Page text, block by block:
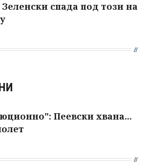
спада под този на
Пеевски хвана...